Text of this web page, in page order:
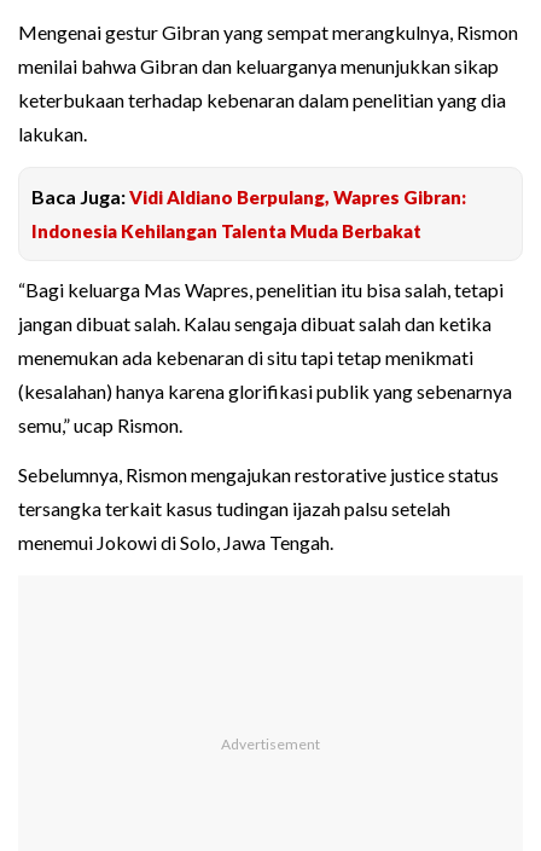
Mengenai gestur Gibran yang sempat merangkulnya, Rismon
menilai bahwa Gibran dan keluarganya menunjukkan sikap
keterbukaan terhadap kebenaran dalam penelitian yang dia
lakukan.
Baca Juga:Vidi Aldiano Berpulang, Wapres Gibran:
Indonesia Kehilangan Talenta Muda Berbakat
“Bagi keluarga Mas Wapres, penelitian itu bisa salah, tetapi
jangan dibuat salah. Kalau sengaja dibuat salah dan ketika
menemukan ada kebenaran di situ tapi tetap menikmati
(kesalahan) hanya karena glorifikasi publik yang sebenarnya
semu,” ucap Rismon.
Sebelumnya, Rismon mengajukan restorative justice status
tersangka terkait kasus tudingan ijazah palsu setelah
menemui Jokowi di Solo, Jawa Tengah.